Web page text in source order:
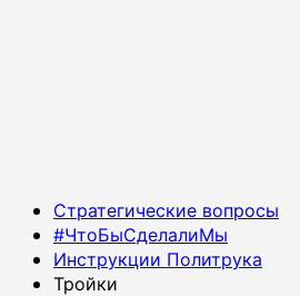
Основное
меню
Стратегические вопросы
#ЧтоБыСделалиМы
Инструкции Политрука
Тройки